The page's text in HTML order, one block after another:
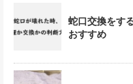
蛇口交換をす
おすすめ